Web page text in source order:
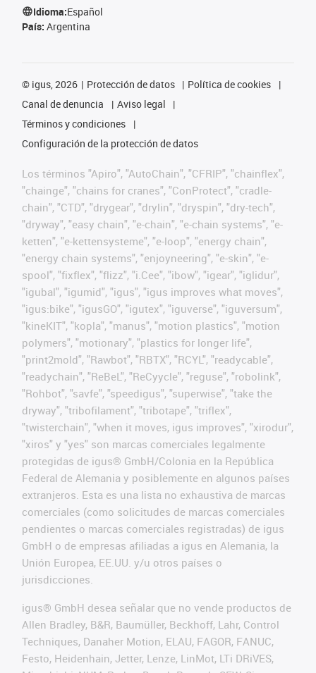
Idioma:Español
País: Argentina
© igus, 2026 Protección de datos
Política de cookies
Canal de denuncia
Aviso legal
Términos y condiciones
Configuración de la protección de datos
Los términos "Apiro", "AutoChain", "CFRIP", "chainflex",
"chainge", "chains for cranes", "ConProtect", "cradle-
chain", "CTD", "drygear", "drylin", "dryspin", "dry-tech",
"dryway", "easy chain", "e-chain", "e-chain systems", "e-
ketten", "e-kettensysteme", "e-loop", "energy chain",
"energy chain systems", "enjoyneering", "e-skin", "e-
spool", "fixflex", "flizz", "i.Cee", "ibow", "igear", "iglidur",
"igubal", "igumid", "igus", "igus improves what moves",
"igus:bike", "igusGO", "igutex", "iguverse", "iguversum",
"kineKIT", "kopla", "manus", "motion plastics", "motion
polymers", "motionary", "plastics for longer life",
"print2mold", "Rawbot", "RBTX", "RCYL", "readycable",
"readychain", "ReBeL", "ReCyycle", "reguse", "robolink",
"Rohbot", "savfe", "speedigus", "superwise", "take the
dryway", "tribofilament", "tribotape", "triflex",
"twisterchain", "when it moves, igus improves", "xirodur",
"xiros" y "yes" son marcas comerciales legalmente
protegidas de igus® GmbH/Colonia en la República
Federal de Alemania y posiblemente en algunos países
extranjeros. Esta es una lista no exhaustiva de marcas
comerciales (como solicitudes de marcas comerciales
pendientes o marcas comerciales registradas) de igus
GmbH o de empresas afiliadas a igus en Alemania, la
Unión Europea, EE.UU. y/u otros países o
jurisdicciones.
igus® GmbH desea señalar que no vende productos de
Allen Bradley, B&R, Baumüller, Beckhoff, Lahr, Control
Techniques, Danaher Motion, ELAU, FAGOR, FANUC,
Festo, Heidenhain, Jetter, Lenze, LinMot, LTi DRiVES,